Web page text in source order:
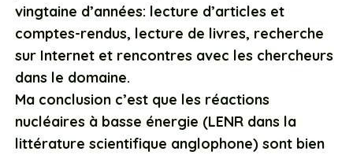
vingtaine d’années: lecture d’articles et
comptes-rendus, lecture de livres, recherche
sur Internet et rencontres avec les chercheurs
dans le domaine.
Ma conclusion c’est que les réactions
nucléaires à basse énergie (LENR dans la
littérature scientifique anglophone) sont bien